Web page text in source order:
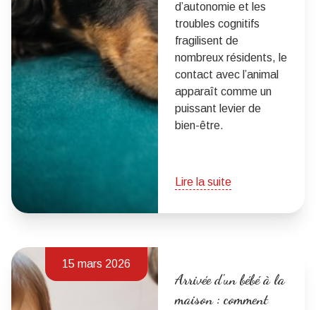
d’autonomie et les
troubles cognitifs
fragilisent de
nombreux résidents, le
contact avec l’animal
apparaît comme un
puissant levier de
bien-être.
Lire la suite
15 mars 2026
Arrivée d'un bébé à la
maison : comment